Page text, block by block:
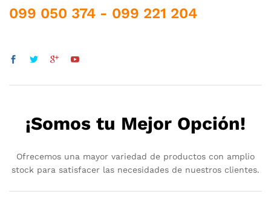
099 050 374 - 099 221 204
¡Somos tu Mejor Opción!
Ofrecemos una mayor variedad de productos con amplio
stock para satisfacer las necesidades de nuestros clientes.